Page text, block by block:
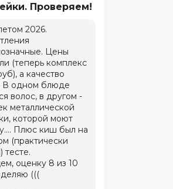
Проверяем!
2026.
Цены
(теперь комплекс
а качество
В одном блюде
волос, в другом -
металлической
которой моют
Плюс киш был на
(практически
тесте.
оценку 8 из 10
(((